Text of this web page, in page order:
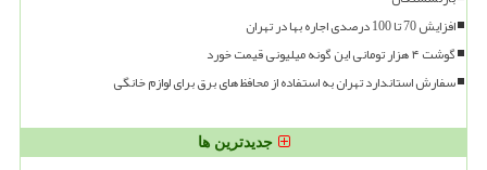
افزایش 70 تا 100 درصدی اجاره بها در تهران
گوشت ۴ هزار تومانی این گونه میلیونی قیمت خورد
سفارش استاندارد تهران به استفاده از محافظ های برق برای لوازم خانگی
جدیدترین ها